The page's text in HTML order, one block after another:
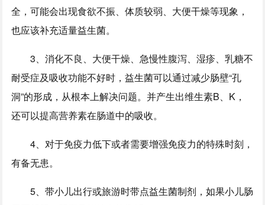
全，可能会出现食欲不振、体质较弱、大便干燥等现象，
也应该补充适量益生菌。
3、消化不良、大便干燥、急慢性腹泻、湿疹、乳糖不
耐受症及吸收功能不好时，益生菌可以通过减少肠壁“孔
洞”的形成，从根本上解决问题。并产生出维生素B、K，
还可以提高营养素在肠道中的吸收。
4、对于免疫力低下或者需要增强免疫力的特殊时刻，
有备无患。
5、带小儿出行或旅游时带点益生菌制剂，如果小儿肠